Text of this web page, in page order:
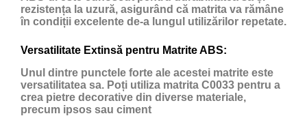
rezistența la uzură, asigurând că matrita va rămâne
în condiții excelente de-a lungul utilizărilor repetate.
Versatilitate Extinsă pentru Matrite ABS:
Unul dintre punctele forte ale acestei matrite este
versatilitatea sa. Poți utiliza matrita C0033 pentru a
crea pietre decorative din diverse materiale,
precum ipsos sau ciment